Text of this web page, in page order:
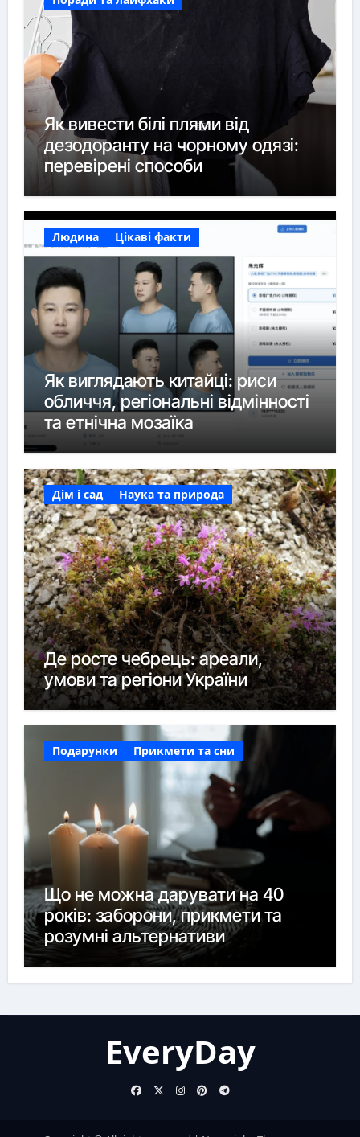
Як вивести білі плями від
дезодоранту на чорному одязі:
перевірені способи
Людина Цікаві факти
Як виглядають китайці: риси
обличчя, регіональні відмінності
та етнічна мозаїка
Дім і сад Наука та природа
Де росте чебрець: ареали,
умови та регіони України
Подарунки Прикмети та сни
Що не можна дарувати на 40
років: заборони, прикмети та
розумні альтернативи
EveryDay